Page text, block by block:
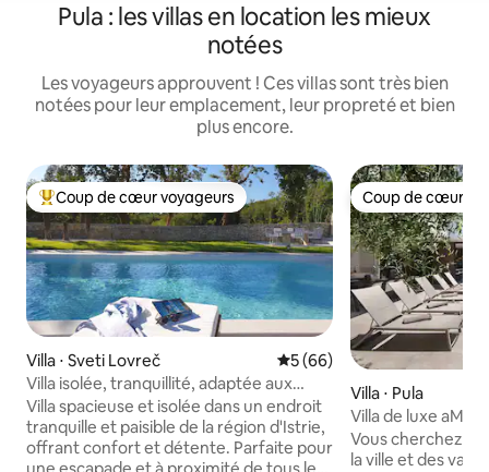
Pula : les villas en location les mieux
notées
Les voyageurs approuvent ! Ces villas sont très bien
notées pour leur emplacement, leur propreté et bien
plus encore.
Coups de cœur voyageurs les plus appréciés
Coup de cœur voyageurs
Villa ⋅ Sveti Lovreč Évaluation moyenne sur la
5 (66)
Villa isolée, tranquillité, adaptée aux
familles et aux animaux de compagnie
Villa spacieuse et isolée dans un endroit
tranquille et paisible de la région d'Istrie,
offrant confort et détente. Parfaite pour
Coup de cœur
Coup de cœur
Villa ⋅ Pula
Villa de luxe
et jacuzzi
Vous cherchez la
la ville et des